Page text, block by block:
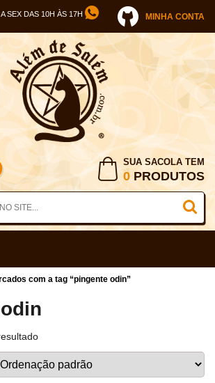
SEX DAS 10H ÀS 17H MINHA CONTA
SUA SACOLA TEM
0 PRODUTOS
com a tag “pingente odin”